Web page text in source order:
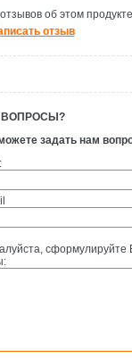
об этом продукте
отзыв
ВОПРОСЫ?
задать нам